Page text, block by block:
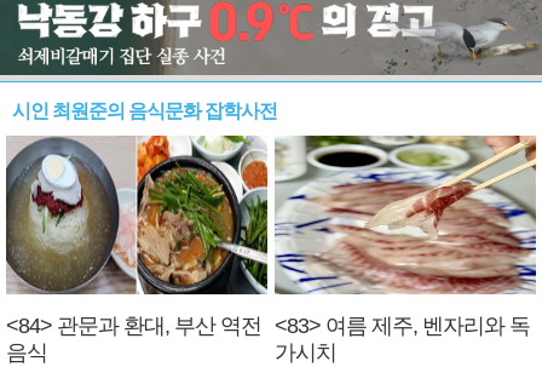
시인 최원준의 음식문화 잡학사전
<84> 관문과 환대, 부산 역전
음식
<83> 여름 제주, 벤자리와 독
가시치